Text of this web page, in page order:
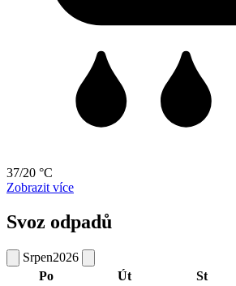
37/20 °C
Zobrazit více
Svoz odpadů
Srpen2026
Po
Út St